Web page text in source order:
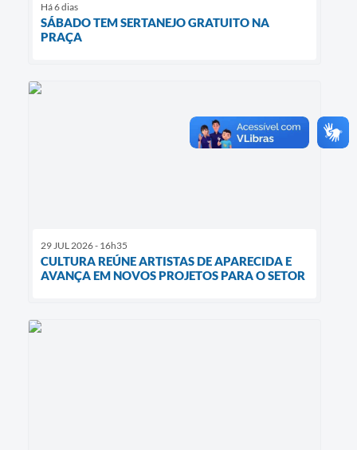
Há 6 dias
SÁBADO TEM SERTANEJO GRATUITO NA
PRAÇA
29 JUL 2026 - 16h35
CULTURA REÚNE ARTISTAS DE APARECIDA E
AVANÇA EM NOVOS PROJETOS PARA O SETOR